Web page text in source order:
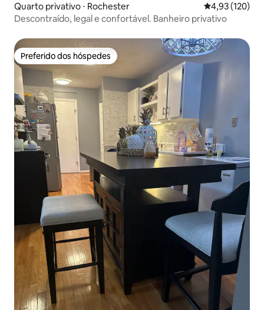
Quarto privativo ⋅ Rochester 4,93 de uma
4,93 (120)
Descontraído, legal e confortável. Banheiro privativo
Preferido dos hóspedes
Preferido dos hóspedes